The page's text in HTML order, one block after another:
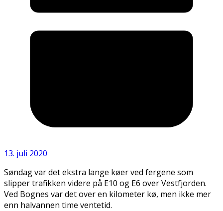
13. juli 2020
Søndag var det ekstra lange køer ved fergene som
slipper trafikken videre på E10 og E6 over Vestfjorden.
Ved Bognes var det over en kilometer kø, men ikke mer
enn halvannen time ventetid.